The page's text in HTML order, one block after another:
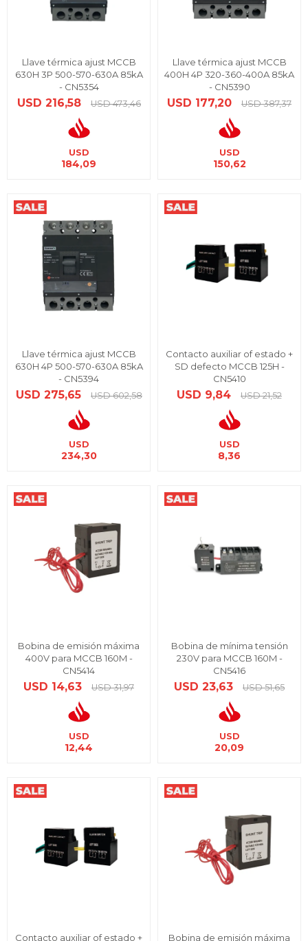
Llave térmica ajust MCCB
630H 3P 500-570-630A 85kA
- CN5354
USD 216,58 USD 473,46
USD
184,09
Llave térmica ajust MCCB
400H 4P 320-360-400A 85kA
- CN5390
USD 177,20 USD 387,37
USD
150,62
Llave térmica ajust MCCB
630H 4P 500-570-630A 85kA
- CN5394
USD 275,65 USD 602,58
USD
234,30
Contacto auxiliar of estado +
SD defecto MCCB 125H -
CN5410
USD 9,84 USD 21,52
USD
8,36
Bobina de emisión máxima
400V para MCCB 160M -
CN5414
USD 14,63 USD 31,97
USD
12,44
Bobina de mínima tensión
230V para MCCB 160M -
CN5416
USD 23,63 USD 51,65
USD
20,09
Contacto auxiliar of estado + Bobina de emisión máxima